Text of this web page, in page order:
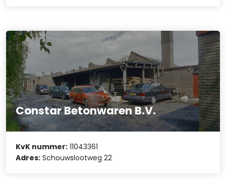
Constar Betonwaren B.V.
KvK nummer: 11043361
Adres: Schouwslootweg 22